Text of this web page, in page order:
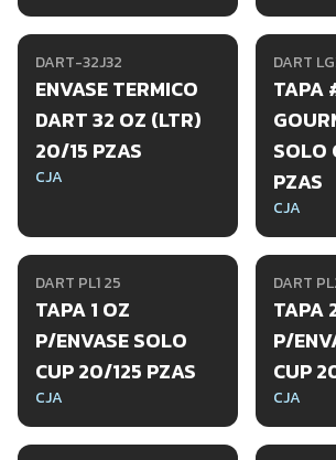
DART-32J32
ENVASE TERMICO
DART 32 OZ (LTR)
20/15 PZAS
CJA
DART
TAPA
SOLO
PZAS
CJA
DART PL1 25
TAPA 1 OZ
P/ENVASE SOLO
CUP 20/125 PZAS
CJA
DART
TAPA
P/
CUP
CJA